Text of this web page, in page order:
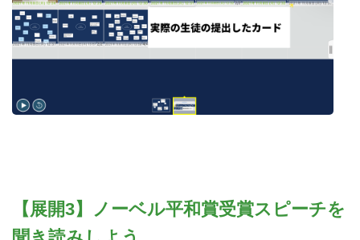
【展開3】ノーベル平和賞受賞スピーチを